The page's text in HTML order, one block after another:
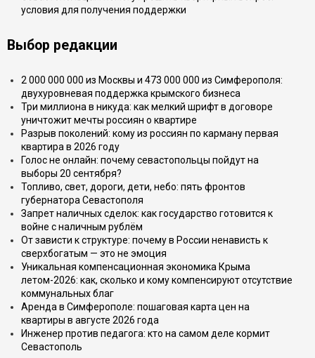
условия для получения поддержки
Выбор редакции
2 000 000 000 из Москвы и 473 000 000 из Симферополя:
двухуровневая поддержка крымского бизнеса
Три миллиона в никуда: как мелкий шрифт в договоре
уничтожит мечты россиян о квартире
Разрыв поколений: кому из россиян по карману первая
квартира в 2026 году
Голос не онлайн: почему севастопольцы пойдут на
выборы 20 сентября?
Топливо, свет, дороги, дети, небо: пять фронтов
губернатора Севастополя
Запрет наличных сделок: как государство готовится к
войне с наличным рублём
От зависти к структуре: почему в России ненависть к
сверхбогатым — это не эмоция
Уникальная компенсационная экономика Крыма
летом-2026: как, сколько и кому компенсируют отсутствие
коммунальных благ
Аренда в Симферополе: пошаговая карта цен на
квартиры в августе 2026 года
Инженер против педагога: кто на самом деле кормит
Севастополь